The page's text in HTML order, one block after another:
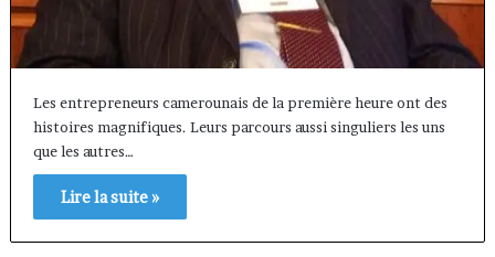
Les entrepreneurs camerounais de la première heure ont des
histoires magnifiques. Leurs parcours aussi singuliers les uns
que les autres…
Lire la suite »